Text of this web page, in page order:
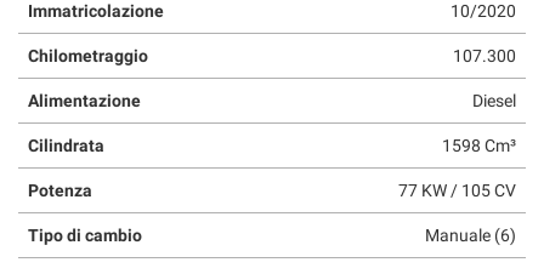
Immatricolazione 10/2020
Chilometraggio 107.300
Alimentazione Diesel
Cilindrata 1598 Cm³
Potenza 77 KW / 105 CV
Tipo di cambio Manuale (6)
informazioni
sull'utilità
e
sul
funzionamento
questi
strumenti
tracciamento
si